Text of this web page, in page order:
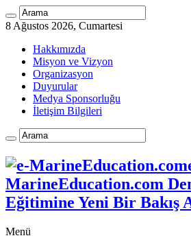
8 Ağustos 2026, Cumartesi
Hakkımızda
Misyon ve Vizyon
Organizasyon
Duyurular
Medya Sponsorluğu
İletişim Bilgileri
MarineEducation.com
Eğitimine Yeni Bir Bakış
Menü